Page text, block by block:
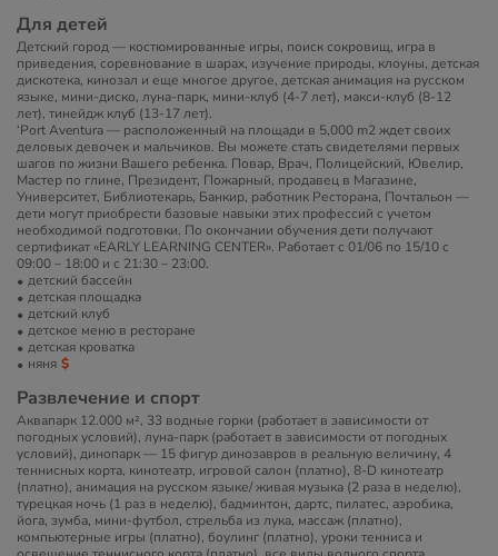
Для детей
Детский город — костюмированные игры, поиск сокровищ, игра в
приведения, соревнование в шарах, изучение природы, клоуны, детская
дискотека, кинозал и еще многое другое, детская анимация на русском
языке, мини-диско, луна-парк, мини-клуб (4-7 лет), макси-клуб (8-12
лет), тинейдж клуб (13-17 лет).
‘Port Aventura — расположенный на площади в 5,000 m2 ждет своих
деловых девочек и мальчиков. Вы можете стать свидетелями первых
шагов по жизни Вашего ребенка. Повар, Врач, Полицейский, Ювелир,
Мастер по глине, Президент, Пожарный, продавец в Магазине,
Университет, Библиотекарь, Банкир, работник Ресторана, Почтальон —
дети могут приобрести базовые навыки этих профессий с учетом
необходимой подготовки. По окончании обучения дети получают
сертификат «EARLY LEARNING CENTER». Работает с 01/06 по 15/10 с
09:00 – 18:00 и с 21:30 – 23:00.
детский бассейн
детская площадка
детский клуб
детское меню в ресторане
детская кроватка
няня
Развлечение и спорт
Аквапарк 12.000 м², 33 водные горки (работает в зависимости от
погодных условий), луна-парк (работает в зависимости от погодных
условий), динопарк — 15 фигур динозавров в реальную величину, 4
теннисных корта, кинотеатр, игровой салон (платно), 8-D кинотеатр
(платно), анимация на русском языке/ живая музыка (2 раза в неделю),
турецкая ночь (1 раз в неделю), бадминтон, дартс, пилатес, аэробика,
йога, зумба, мини-футбол, стрельба из лука, массаж (платно),
компьютерные игры (платно), боулинг (платно), уроки тенниса и